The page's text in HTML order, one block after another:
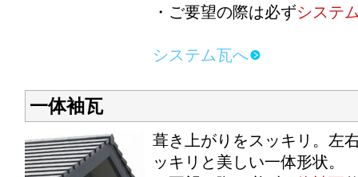
・ご要望の際は必ずシステ
システム瓦へ
一体袖瓦
葺き上がりをスッキリ。左
ッキリと美しい一体形状。